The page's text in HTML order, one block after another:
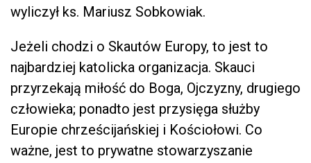
wyliczył ks. Mariusz Sobkowiak.
Jeżeli chodzi o Skautów Europy, to jest to
najbardziej katolicka organizacja. Skauci
przyrzekają miłość do Boga, Ojczyzny, drugiego
człowieka; ponadto jest przysięga służby
Europie chrześcijańskiej i Kościołowi. Co
ważne, jest to prywatne stowarzyszanie